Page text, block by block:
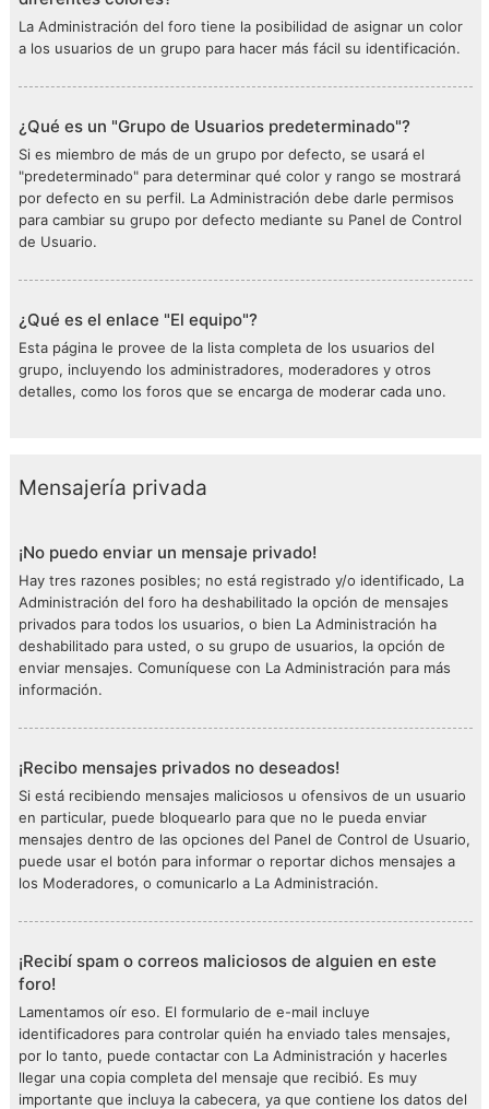
La Administración del foro tiene la posibilidad de asignar un color
a los usuarios de un grupo para hacer más fácil su identificación.
¿Qué es un "Grupo de Usuarios predeterminado"?
Si es miembro de más de un grupo por defecto, se usará el
"predeterminado" para determinar qué color y rango se mostrará
por defecto en su perfil. La Administración debe darle permisos
para cambiar su grupo por defecto mediante su Panel de Control
de Usuario.
¿Qué es el enlace "El equipo"?
Esta página le provee de la lista completa de los usuarios del
grupo, incluyendo los administradores, moderadores y otros
detalles, como los foros que se encarga de moderar cada uno.
Mensajería privada
¡No puedo enviar un mensaje privado!
Hay tres razones posibles; no está registrado y/o identificado, La
Administración del foro ha deshabilitado la opción de mensajes
privados para todos los usuarios, o bien La Administración ha
deshabilitado para usted, o su grupo de usuarios, la opción de
enviar mensajes. Comuníquese con La Administración para más
información.
¡Recibo mensajes privados no deseados!
Si está recibiendo mensajes maliciosos u ofensivos de un usuario
en particular, puede bloquearlo para que no le pueda enviar
mensajes dentro de las opciones del Panel de Control de Usuario,
puede usar el botón para informar o reportar dichos mensajes a
los Moderadores, o comunicarlo a La Administración.
¡Recibí spam o correos maliciosos de alguien en este
foro!
Lamentamos oír eso. El formulario de e-mail incluye
identificadores para controlar quién ha enviado tales mensajes,
por lo tanto, puede contactar con La Administración y hacerles
llegar una copia completa del mensaje que recibió. Es muy
importante que incluya la cabecera, ya que contiene los datos del